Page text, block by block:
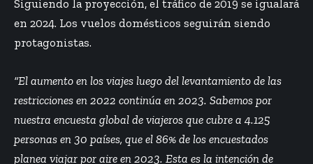
Siguiendo la proyección, el tráfico de 2019 se igualará
en 2024. Los vuelos domésticos seguirán siendo
protagonistas.
“El aumento en los viajes luego del levantamiento de las
restricciones en 2022 continúa en 2023. Sabemos por
nuestra encuesta global de viajeros que cubre a 4.125
personas en 30 países, que el 86% de los encuestados
planea viajar por aire en 2023. Esta es la intención de